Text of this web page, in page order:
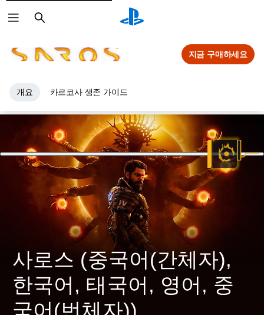
검
색
개요 카르코사 생존 가이드
지금 구매하세요
사로스 (중국어(간체자),
한국어, 태국어, 영어, 중
국어(번체자))